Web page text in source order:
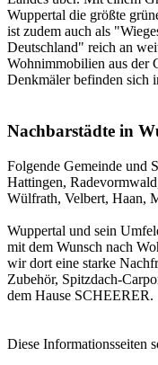
Wuppertal die größte
ist zudem auch als
Deutschland" reich an
Wohnimmobilien aus der
Denkmäler befinden sich
Nachbarstädte in
Folgende Gemeinde und
Hattingen,
Wülfrath, Velbert, Haan,
Wuppertal und sein
mit dem Wunsch nach
wir dort eine starke
Zubehör, Spitzdach-
dem Hause SCHEERER.
Diese Informationsseiten